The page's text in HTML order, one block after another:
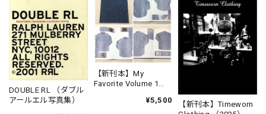
DOUBLE RL （ダブル
アールエル写真集）
【新刊本】My
Favorite Volume 1
¥5,500
【新刊本】Timeworn